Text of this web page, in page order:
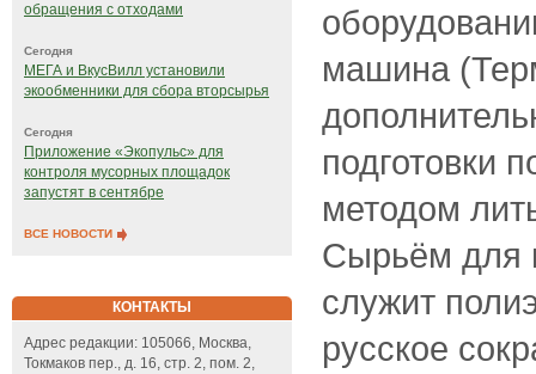
обращения с отходами
Сегодня
МЕГА и ВкусВилл установили
экообменники для сбора вторсырья
Сегодня
Приложение «Экопульс» для
контроля мусорных площадок
запустят в сентябре
ВСЕ НОВОСТИ
КОНТАКТЫ
Адрес редакции: 105066, Москва,
Токмаков пер., д. 16, стр. 2, пом. 2,
машина
подготовки
методом
Сырьём для
служит
русское